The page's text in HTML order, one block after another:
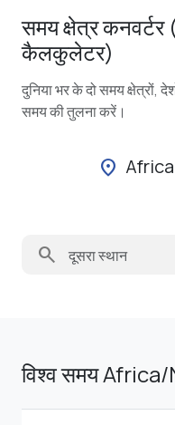
समय क्षेत्र
कैलकुलेटर)
दुनिया भर के दो समय क्षेत्रों,
समय की तुलना करें।
location_on
search
विश्व समय